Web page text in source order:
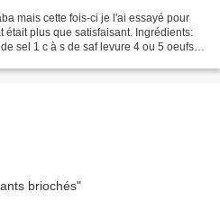
mais cette fois-ci je l'ai essayé pour
plus que satisfaisant. Ingrédients:
sel 1 c à s de saf levure 4 ou 5 oeufs